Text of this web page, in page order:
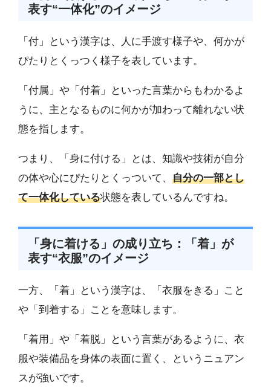
表す“一体化”のイメージ
「付」という漢字は、人に手渡す様子や、何かが
ぴたりとくっつく様子を表しています。
「付属」や「付着」といった言葉からもわかるよ
うに、主となるものに何かが加わって離れない状
態を指します。
つまり、「身に付ける」とは、知識や技術が自分
の体や心にぴたりとくっついて、 自分の一部とし
て一体化している状態を表しているんですね。
「身に着ける」の成り立ち：「着」が
表す“衣服”のイメージ
一方、「着」という漢字は、「衣服をきる」こと
や「到着する」ことを意味します。
「着用」や「着脱」という言葉があるように、衣
服や装備品を身体の表面に置く、というニュアン
スが強いです。